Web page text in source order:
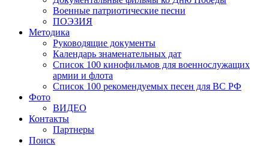
Военные патриотические песни
ПОЭЗИЯ
Методика
Руководящие документы
Календарь знаменательных дат
Список 100 кинофильмов для военнослужащих
армии и флота
Список 100 рекомендуемых песен для ВС РФ
Фото
ВИДЕО
Контакты
Партнеры
Поиск